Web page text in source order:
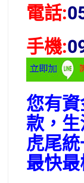
電話:
手機:
您有
款，
虎尾
最快